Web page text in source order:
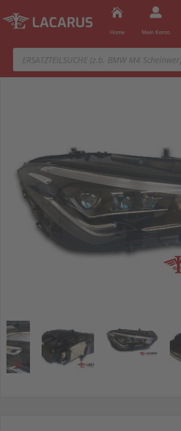

Home

Mein Konto
Products
search